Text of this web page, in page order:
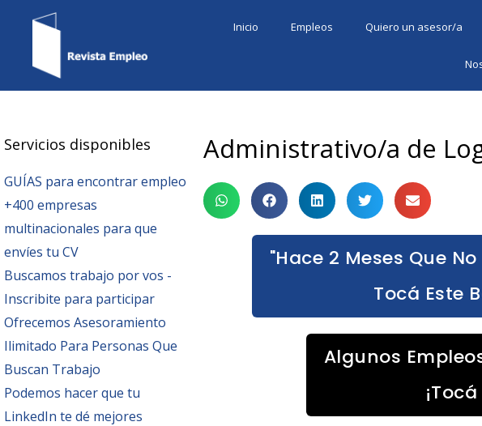
Inicio Empleos Quiero un asesor/a
Servicios disponibles
GUÍAS para encontrar empleo
+400 empresas
multinacionales para que
envíes tu CV
Buscamos trabajo por vos -
Inscribite para participar
Ofrecemos Asesoramiento
Ilimitado Para Personas Que
Buscan Trabajo
Podemos hacer que tu
LinkedIn te dé mejores
Administrativo/a de
"Hace 2 Meses Que
Tocá Este
Algunos